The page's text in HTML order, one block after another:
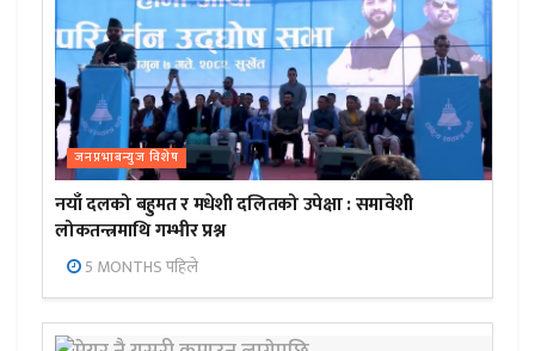
जनप्रभाबन्युज विशेष
नयाँ दलको बहुमत र मधेशी दलितको उपेक्षा : समावेशी
लोकतन्त्रमाथि गम्भीर प्रश्न
5 MONTHS पहिले